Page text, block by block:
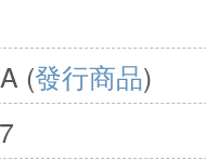
(發行商品)